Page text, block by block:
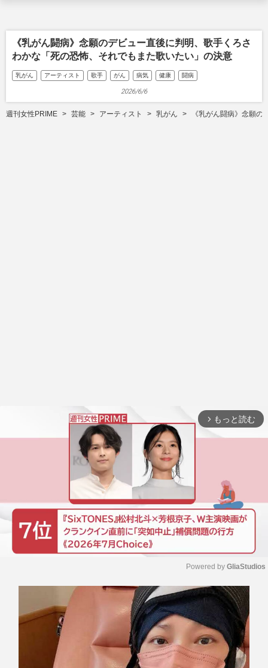
《乳がん闘病》念願のデビュー直後に判明、歌手くろさ
わかな「死の恐怖、それでもまた歌いたい」の決意
乳がん アーティスト 歌手 がん 病気 健康 闘病
2026/6/6
週刊女性PRIME 芸能 アーティスト 乳がん 《乳がん闘病》念願
arrow_forward_ios もっと読む
M
e
Powered by GliaStudios